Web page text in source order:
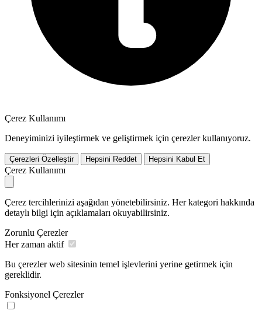
Çerez Kullanımı
Deneyiminizi iyileştirmek ve geliştirmek için çerezler kullanıyoruz.
Çerezleri Özelleştir Hepsini Reddet Hepsini Kabul Et
Çerez Kullanımı
Çerez tercihlerinizi aşağıdan yönetebilirsiniz. Her kategori hakkında
detaylı bilgi için açıklamaları okuyabilirsiniz.
Zorunlu Çerezler
Her zaman aktif
Bu çerezler web sitesinin temel işlevlerini yerine getirmek için
gereklidir.
Fonksiyonel Çerezler